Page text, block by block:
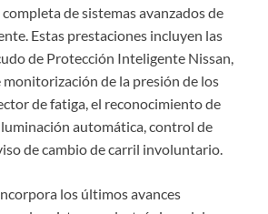
completa de sistemas avanzados de
Estas prestaciones incluyen las
de Protección Inteligente Nissan,
monitorización de la presión de los
de fatiga, el reconocimiento de
automática, control de
de cambio de carril involuntario.
los últimos avances